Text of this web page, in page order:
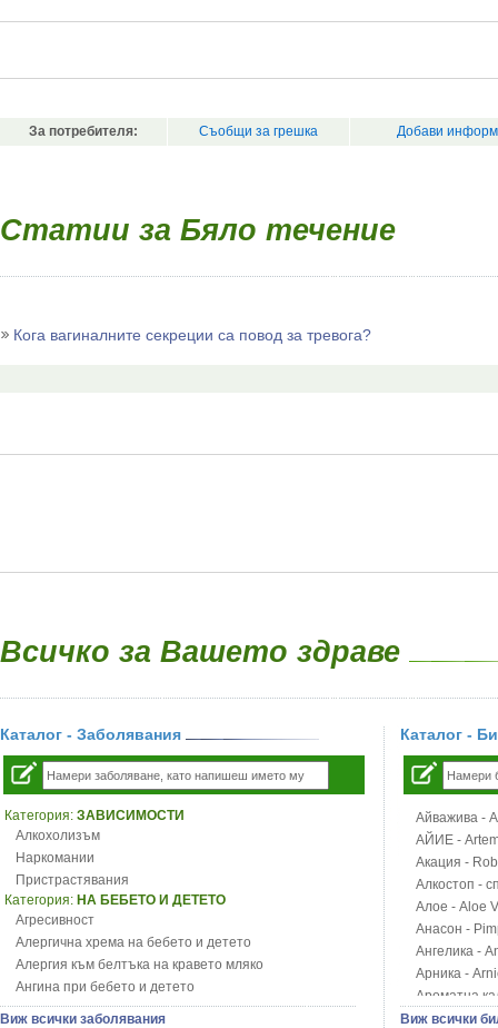
За потребителя: Съобщи за грешка Добави
Статии за Бяло течение
Кога вагиналните секреции са повод за тревога?
Всичко за Вашето здраве
Каталог - Заболявания
Категория: ЗАВИСИМОСТИ
Алкохолизъм
Наркомании
Пристрастявания
Категория: НА БЕБЕТО И ДЕТЕТО
Агресивност
Алергична хрема на бебето и детето
Алергия към белтъка на кравето мляко
Ангина при бебето и детето
Анемия при бебето и детето
Виж всички заболявания
Каталог -
Айважива -
АЙИЕ -
Акация -
Алкостоп -
Алое - Aloe
Анасон -
Ангелика -
Арника -
Ароматна
Арония -
Виж всички